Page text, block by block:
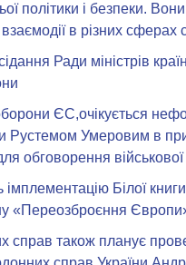
політики і безпеки.
в різних сферах
Ради міністрів
оборони ЄС,очікується
Рустемом Умеровим в
обговорення військової
імплементацію Білої
«Переозброєння
справ також планує